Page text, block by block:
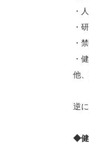
・
・
・
・
他
逆
◆健